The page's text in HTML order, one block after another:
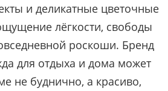
и деликатные цветочные
лёгкости, свободы
роскоши. Бренд
для отдыха и дома может
не буднично, а красиво,